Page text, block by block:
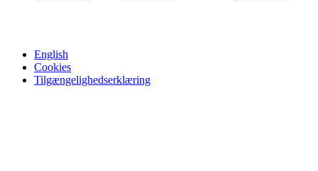
English
Cookies
Tilgængelighedserklæring